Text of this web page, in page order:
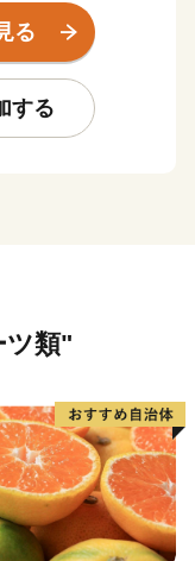
民と行政が一体
。
磐市"への思
金によってかた
る
する
ツ類"